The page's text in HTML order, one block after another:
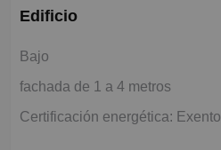
Edificio
Bajo
fachada de 1 a 4 metros
Certificación energética: Exento